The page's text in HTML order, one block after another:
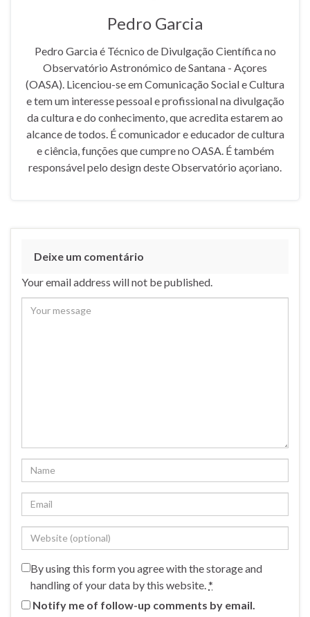
Pedro Garcia
Pedro Garcia é Técnico de Divulgação Científica no
Observatório Astronómico de Santana - Açores
(OASA). Licenciou-se em Comunicação Social e Cultura
e tem um interesse pessoal e profissional na divulgação
da cultura e do conhecimento, que acredita estarem ao
alcance de todos. É comunicador e educador de cultura
e ciência, funções que cumpre no OASA. É também
responsável pelo design deste Observatório açoriano.
Deixe um comentário
Your email address will not be published.
By using this form you agree with the storage and
handling of your data by this website. *
Notify me of follow-up comments by email.